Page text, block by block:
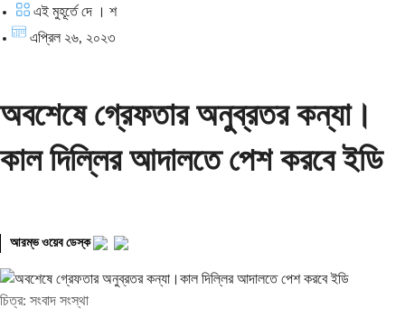
এই মুহূর্তে দে । শ
এপ্রিল ২৬, ২০২৩
অবশেষে গ্রেফতার অনুব্রতর কন্যা।
কাল দিল্লির আদালতে পেশ করবে ইডি
আরম্ভ ওয়েব ডেস্ক
চিত্র: সংবাদ সংস্থা